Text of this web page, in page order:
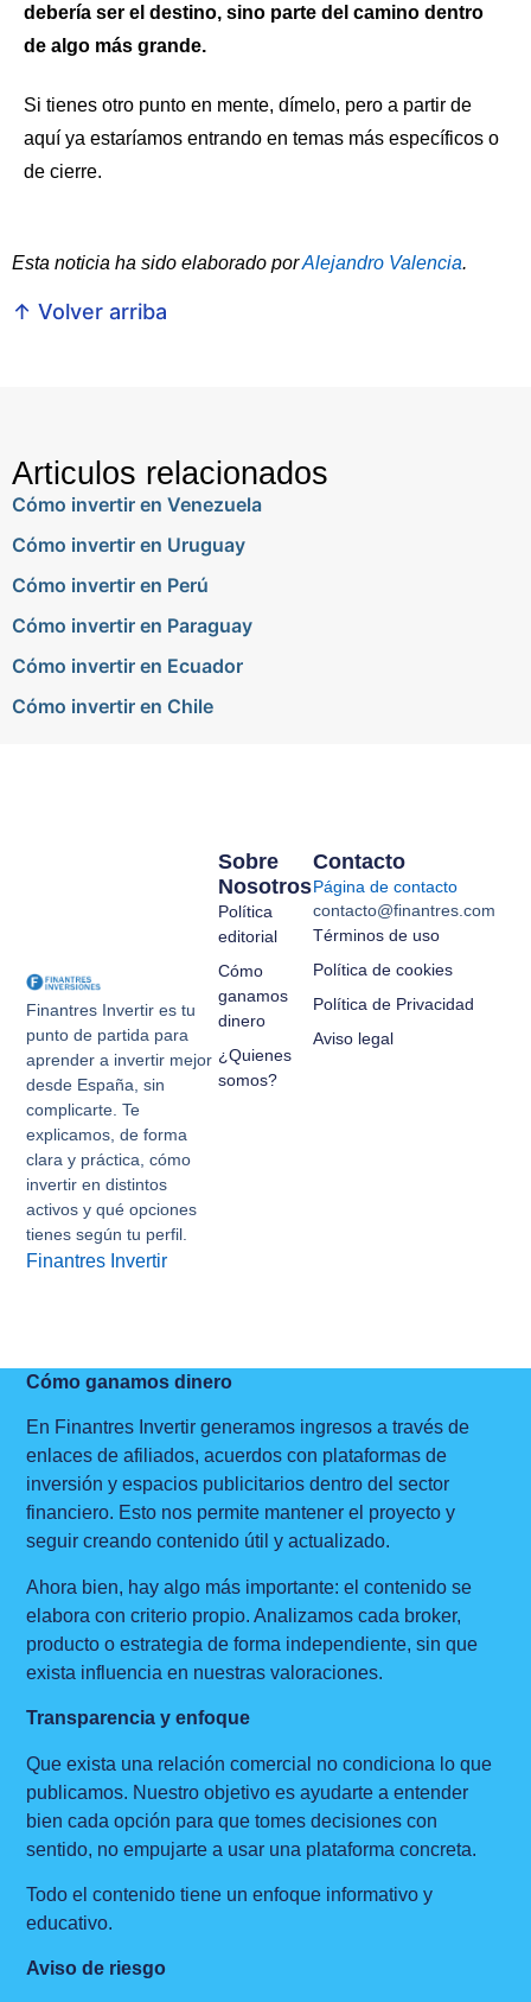
debería ser el destino, sino parte del camino dentro
de algo más grande.
Si tienes otro punto en mente, dímelo, pero a partir de
aquí ya estaríamos entrando en temas más específicos o
de cierre.
Esta noticia ha sido elaborado porAlejandro Valencia.
↑ Volver arriba
Articulos relacionados
Cómo invertir en Venezuela
Cómo invertir en Uruguay
Cómo invertir en Perú
Cómo invertir en Paraguay
Cómo invertir en Ecuador
Cómo invertir en Chile
Finantres Invertir es tu
punto de partida para
aprender a invertir mejor
desde España, sin
complicarte. Te
explicamos, de forma
clara y práctica, cómo
invertir en distintos
activos y qué opciones
tienes según tu perfil.
Finantres Invertir
Sobre
Nosotros
Política
editorial
Cómo
ganamos
dinero
¿Quienes
somos?
Contacto
Página de contacto
contacto@finantres.com
Términos de uso
Política de cookies
Política de Privacidad
Aviso legal
Cómo ganamos dinero
En Finantres Invertir generamos ingresos a través de
enlaces de afiliados, acuerdos con plataformas de
inversión y espacios publicitarios dentro del sector
financiero. Esto nos permite mantener el proyecto y
seguir creando contenido útil y actualizado.
Ahora bien, hay algo más importante: el contenido se
elabora con criterio propio. Analizamos cada broker,
producto o estrategia de forma independiente, sin que
exista influencia en nuestras valoraciones.
Transparencia y enfoque
Que exista una relación comercial no condiciona lo que
publicamos. Nuestro objetivo es ayudarte a entender
bien cada opción para que tomes decisiones con
sentido, no empujarte a usar una plataforma concreta.
Todo el contenido tiene un enfoque informativo y
educativo.
Aviso de riesgo